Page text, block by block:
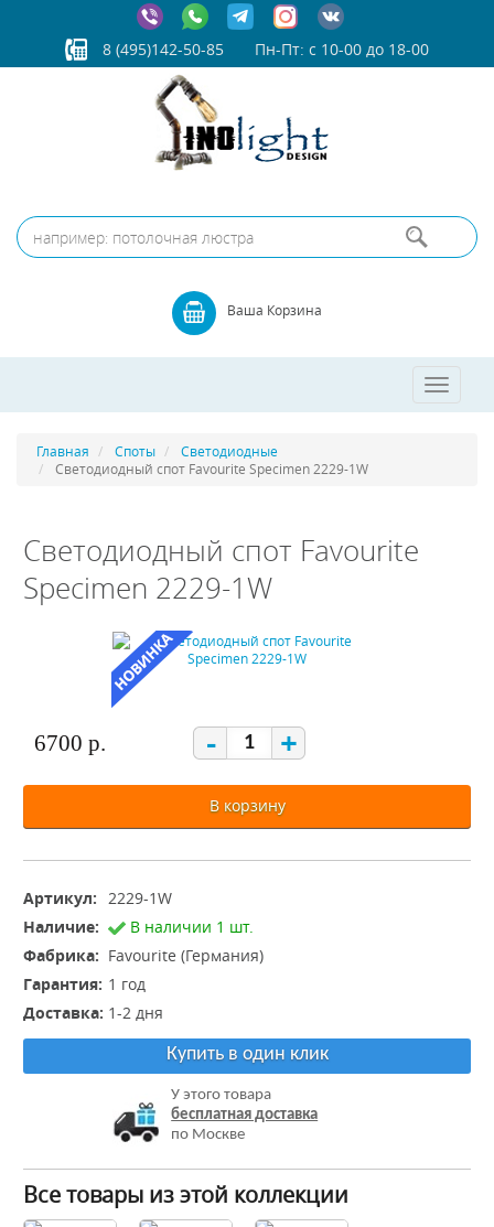
8 (495)142-50-85 Пн-Пт: с 10-00 до 18-00
Ваша Корзина
Toggle
Главная Споты
Светодиодные
Светодиодный спот Favourite Specimen 2229-1W
Светодиодный спот Favourite
Specimen 2229-1W
6700 р. - +
В корзину
Артикул: 2229-1W
Наличие:
В наличии 1 шт.
Фабрика: Favourite (Германия)
Гарантия: 1 год
Доставка: 1-2 дня
Купить в один клик
У этого товара
бесплатная доставка
по Москве
Все товары из этой коллекции